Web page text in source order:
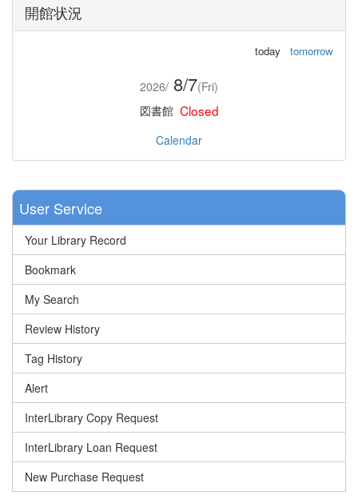
開館状況
today tomorrow
2026/ 8/7(Fri)
図書館 Closed
Calendar
User Service
Your Library Record
Bookmark
My Search
Review History
Tag History
Alert
InterLibrary Copy Request
InterLibrary Loan Request
New Purchase Request